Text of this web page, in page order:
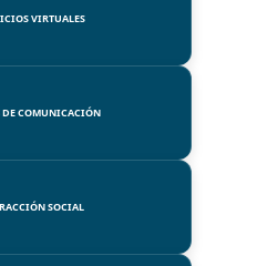
VIRTUALES
DE COMUNICACIÓN
SOCIAL